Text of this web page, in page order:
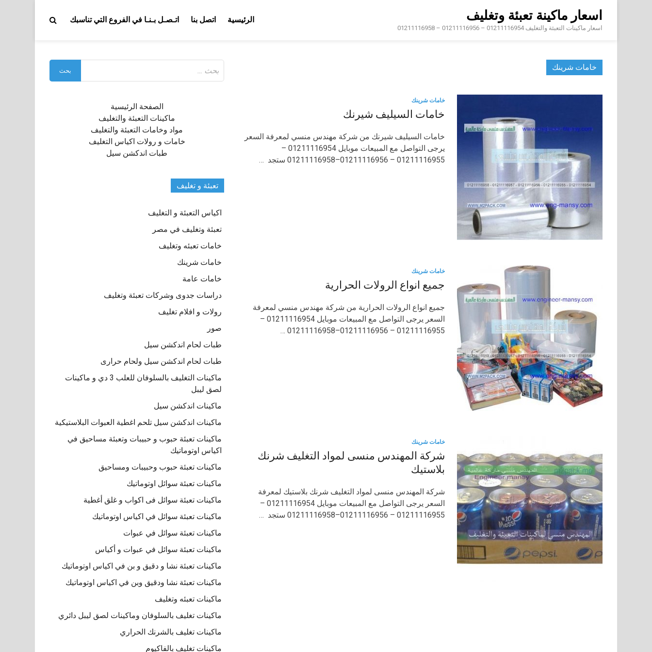
content
اسعار ماكينة تعبئة وتغليف
اسعار ماكينات التعبئة والتغليف 01211116954 – 01211116956 – 01211116958
الرئيسية اتصل بنا اتـصـل بـنـا في الفروع التي تناسبك
خامات شرينك
خامات شرينك
خامات السيليف شيرنك
خامات السيليف شيرنك من شركة مهندس منسي لمعرفة السعر
يرجى التواصل مع المبيعات موبايل 01211116954 –
01211116955 – 01211116956–01211116958 ستجد …
خامات شرينك
جميع انواع الرولات الحرارية
جميع انواع الرولات الحرارية من شركة مهندس منسي لمعرفة
السعر يرجى التواصل مع المبيعات موبايل 01211116954 –
01211116955 – 01211116956–01211116958 …
خامات شرينك
شركة المهندس منسى لمواد التغليف شرنك
بلاستيك
شركة المهندس منسى لمواد التغليف شرنك بلاستيك لمعرفة
السعر يرجى التواصل مع المبيعات موبايل 01211116954 –
01211116955 – 01211116956–01211116958 ستجد …
عن:
الصفحة الرئيسية
ماكينات التعبئة والتغليف
مواد وخامات التعبئة والتغليف
خامات و رولات اكياس التغليف
طبات اندكشن سيل
تعبئة و تغليف
اكياس التعبئة و التغليف
تعبئة وتغليف في مصر
خامات تعبئه وتغليف
خامات شرينك
خامات عامة
دراسات جدوى وشركات تعبئة وتغليف
رولات و افلام تغليف
صور
طبات لحام اندكشن سيل
طبات لحام اندكشن سيل ولحام حرارى
ماكينات التغليف بالسلوفان للعلب 3 دي و ماكينات
لصق ليبل
ماكينات اندكشن سيل
ماكينات اندكشن سيل تلحم اغطية العبوات البلاستيكية
ماكينات تعبئة حبوب و حبيبات وتعبئة مساحيق في
اكياس اوتوماتيك
ماكينات تعبئة حبوب وحبيبات ومساحيق
ماكينات تعبئة سوائل اوتوماتيك
ماكينات تعبئة سوائل فى اكواب و غلق أغطية
ماكينات تعبئة سوائل في اكياس اوتوماتيك
ماكينات تعبئة سوائل في عبوات
ماكينات تعبئة سوائل في عبوات و أكياس
ماكينات تعبئة نشا و دقيق و بن في اكياس اوتوماتيك
ماكينات تعبئة نشا ودقيق وبن في اكياس اوتوماتيك
ماكينات تعبئه وتغليف
ماكينات تغليف بالسلوفان وماكينات لصق ليبل دائري
ماكينات تغليف بالشرنك الحراري
ماكينات تغليف بالفاكيوم